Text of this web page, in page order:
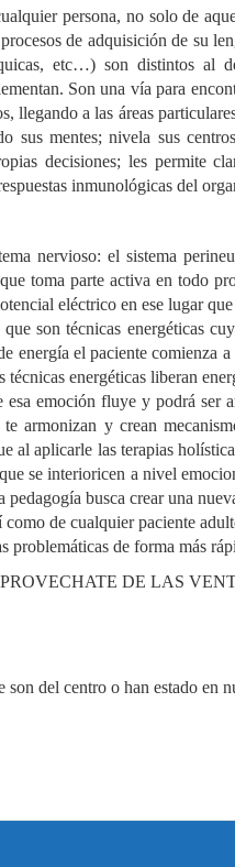
persona, no solo de
de adquisición de su
etc…) son distintos al
Son una vía para
llegando a las áreas
sus mentes; nivela sus
decisiones; les permite
inmunológicas del
nervioso: el sistema
toma parte activa en todo
eléctrico en ese lugar
son técnicas energéticas
energía el paciente comienza
técnicas energéticas liberan
emoción fluye y podrá ser
armonizan y crean
al aplicarle las terapias
se interioricen a nivel
busca crear una
de cualquier paciente
problemáticas de forma más
DE LAS
del centro o han estado en